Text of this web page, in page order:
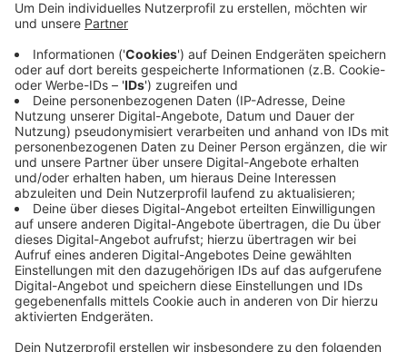
70 Jahre geschätzt. Kurz nach Bau stellt sich
dreimal so viel wie geschätzt beträgt.
2010:Der Zustand der Brücke verschlechtert sich
und wird mit der Note 3.0 (nicht ausreichend)
bewertet. Es kommt zu
Geschwindigkeitsbegrenzung und
Mindestabständen. Zu schwere LKW's dürfen nur
mit Sondergenehmigung fahren.
2012:Aufgrund des schlechten Zustands der
Brücke wird eine Sanierung geplant. Die Kosten
für diese werden auf 18 Millionen Euro geschätzt.
2014: Es stellt sich heraus, dass die Sanierung der
Brücke zu teuer ist. Geplant wird stattdessen ein
Neubau. Bis dahin wird das Tempolimit auf 80
km/h für PKW's und 60 km/h für LKW's